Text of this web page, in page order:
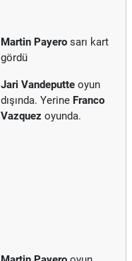
Martin Payero sarı kart
gördü
Jari Vandeputte oyun
dışında. Yerine Franco
Vazquez oyunda.